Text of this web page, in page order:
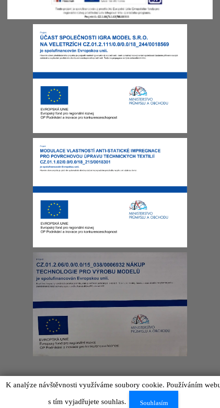
K analýze návštěvnosti využíváme soubory cookie. Používáním
s tím vyjadřujete souhlas. Souhlasím